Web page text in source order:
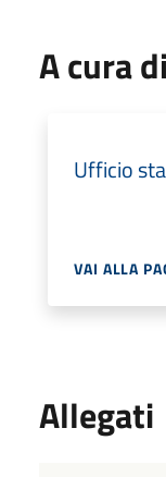
A cura di
Ufficio
VAI ALLA
Allegati